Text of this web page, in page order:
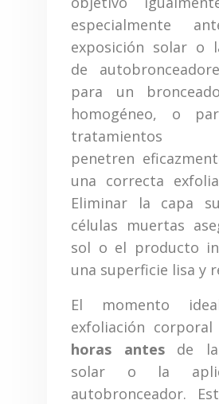
especialmente
exposición solar o
de
para un
homogéneo, o
tratamientos
penetren
una correcta
Eliminar la capa
células muertas
sol o el producto
una superficie lisa y
El momento
exfoliación corporal
horas antesde la
solar o la
autobronceador.